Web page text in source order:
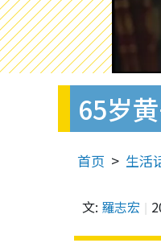
65岁
首页 生活
文: 羅志宏